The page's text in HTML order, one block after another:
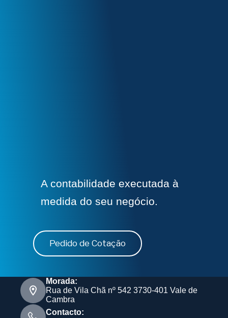
A contabilidade executada à
medida do seu negócio.
Pedido de Cotação
Morada:
Rua de Vila Chã nº 542 3730-401 Vale de
Cambra
Contacto: